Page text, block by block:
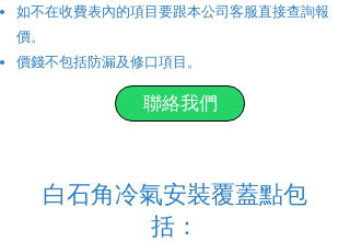
如不在收費表內的項目要跟本公司客服直接查詢報
價。
價錢不包括防漏及修口項目。
聯絡我們
白石角冷氣安裝覆蓋點包
括：